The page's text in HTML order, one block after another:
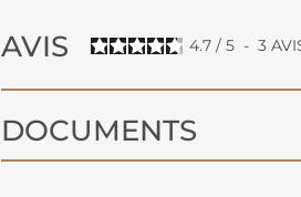
AVIS 4.7 / 5 - 3
DOCUMENTS